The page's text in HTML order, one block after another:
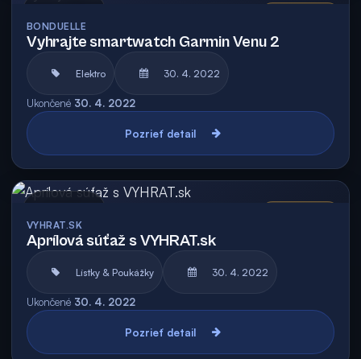
BONDUELLE
Vyhrajte smartwatch Garmin Venu 2
Elektro 30. 4. 2022
Ukončené 30. 4. 2022
Pozrieť detail
VYHRAT.SK
Aprílová súťaž s VYHRAT.sk
Lístky & Poukážky 30. 4. 2022
Ukončené 30. 4. 2022
Pozrieť detail